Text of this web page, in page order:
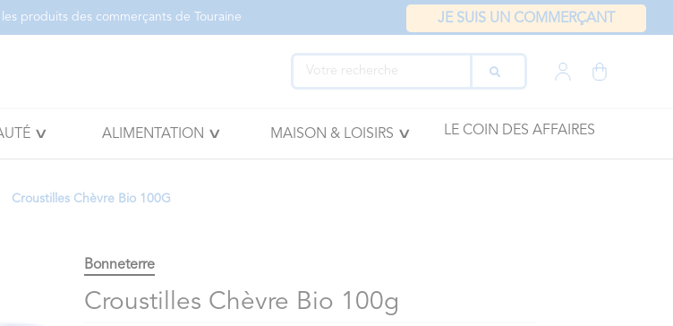
produits des commerçants de Touraine JE SUIS UN COMMERÇANT
ALIMENTATION MAISON & LOISIRS LE COIN DES AFFAIRES
Croustilles Chèvre Bio 100G
Bonneterre
Croustilles Chèvre Bio 100g